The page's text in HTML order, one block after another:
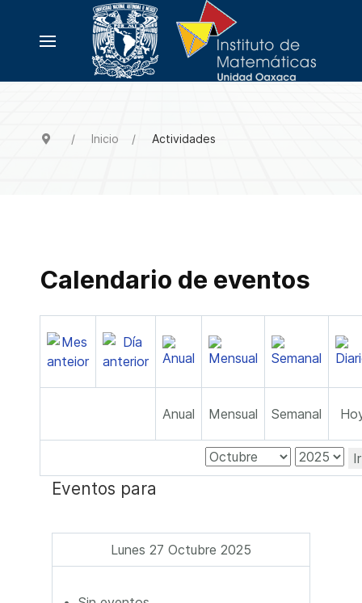
Inicio Actividades
Calendario de eventos
Anual Mensual Semanal
Eventos para
Lunes 27 Octubre 2025